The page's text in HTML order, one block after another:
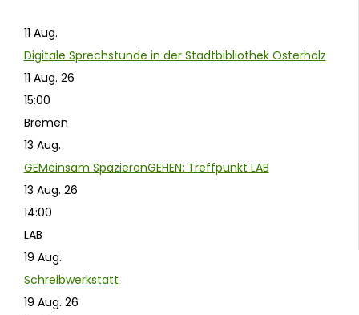
11 Aug.
Digitale Sprechstunde in der Stadtbibliothek Osterholz
11 Aug. 26
15:00
Bremen
13 Aug.
GEMeinsam SpazierenGEHEN: Treffpunkt LAB
13 Aug. 26
14:00
LAB
19 Aug.
Schreibwerkstatt
19 Aug. 26